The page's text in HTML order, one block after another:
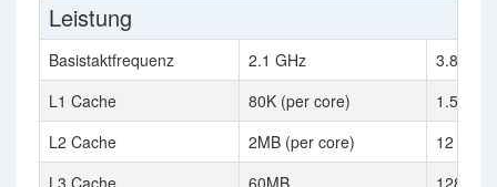
Leistung
Basistaktfrequenz 2.1 GHz
3.8 GHz
L1 Cache
80K (per core)
1.5 MB
L2 Cache
2MB (per core)
12 MB
L3 Cache
60MB
128 MB